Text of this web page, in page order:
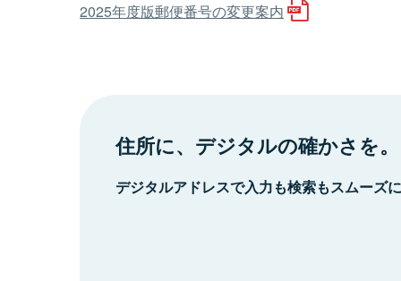
2025年度版郵便番号の変更案内
住所に、デジタルの確かさを。
デジタルアドレスで入力も検索もスムーズ